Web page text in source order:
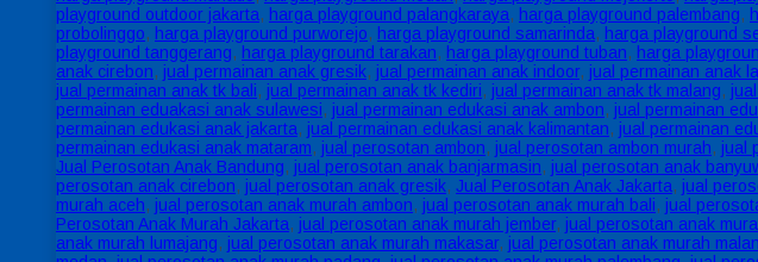
playground outdoor jakarta, harga playground palangkaraya, harga playground palembang,
probolinggo, harga playground purworejo, harga playground samarinda, harga playground
playground tanggerang, harga playground tarakan, harga playground tuban, harga
anak cirebon, jual permainan anak gresik, jual permainan anak indoor, jual permainan anak
jual permainan anak tk bali, jual permainan anak tk kediri, jual permainan anak tk malang,
permainan eduakasi anak sulawesi, jual permainan edukasi anak ambon, jual permainan
permainan edukasi anak jakarta, jual permainan edukasi anak kalimantan, jual permainan
permainan edukasi anak mataram, jual perosotan ambon, jual perosotan ambon murah, jual
Jual Perosotan Anak Bandung, jual perosotan anak banjarmasin, jual perosotan anak
perosotan anak cirebon, jual perosotan anak gresik, Jual Perosotan Anak Jakarta, jual
murah aceh, jual perosotan anak murah ambon, jual perosotan anak murah bali, jual
Perosotan Anak Murah Jakarta, jual perosotan anak murah jember, jual perosotan anak
anak murah lumajang, jual perosotan anak murah makasar, jual perosotan anak murah